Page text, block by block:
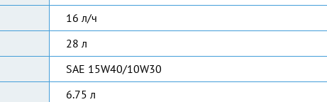
16 л/ч
28 л
SAE 15W40/10W30
6.75 л